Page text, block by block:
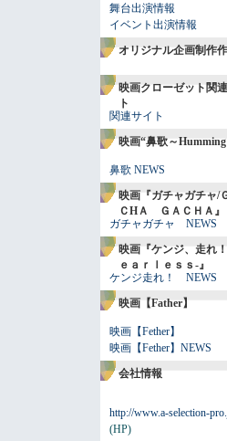
舞台出演情報
イベント出演情報
オリジナル企画制作
映画クローゼット関
ト
関連サイト
映画“鼻歌～
鼻歌 NEWS
映画『ガチャガチャ/
ＣHＡ ＧＡＣＨＡ』
ガチャガチャ NEWS
映画『ケンジ、走れ
ｅａｒｌｅｓｓ-』
ケンジ走れ！ NEWS
映画【Father】
映画【Fether】
映画【Fether】NEWS
会社情報
http://www.a-selection-
(HP)